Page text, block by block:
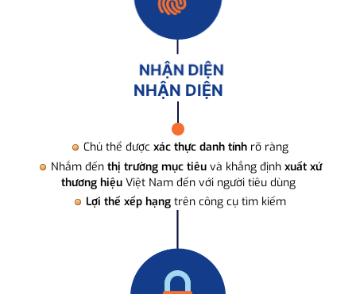
NHẬN DIỆN
Chủ thể được xác thực danh tính rõ ràng
Nhắm đến thị trường mục tiêuvà khẳng định xuất xứ
thương hiệuViệt Nam đến với người tiêu dùng
Lợi thế xếp hạng trên công cụ tìm kiếm